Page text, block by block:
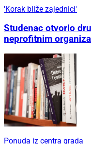
'Korak bliže zajednici'
Studenac otvorio
neprofitnim
Ponuda iz centra grada